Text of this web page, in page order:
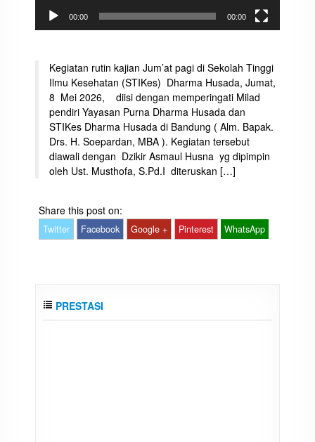
00:00 00:00
Kegiatan rutin kajian Jum’at pagi di Sekolah Tinggi
Ilmu Kesehatan (STIKes) Dharma Husada, Jumat,
8 Mei 2026, diisi dengan memperingati Milad
pendiri Yayasan Purna Dharma Husada dan
STIKes Dharma Husada di Bandung ( Alm. Bapak.
Drs. H. Soepardan, MBA ). Kegiatan tersebut
diawali dengan Dzikir Asmaul Husna yg dipimpin
oleh Ust. Musthofa, S.Pd.I diteruskan […]
Share this post on:
Twitter Facebook Google + Pinterest WhatsApp
PRESTASI